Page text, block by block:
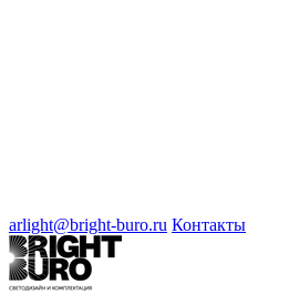
arlight@bright-buro.ru Контакты